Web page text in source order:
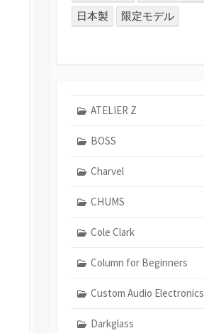
日本製
限定モデル
ATELIER Z
BOSS
Charvel
CHUMS
Cole Clark
Column for Beginners
Custom Audio Electronics
Darkglass